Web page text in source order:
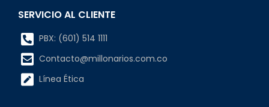
SERVICIO AL CLIENTE
PBX: (601) 514 1111
Contacto@millonarios.com.co
Línea Ética